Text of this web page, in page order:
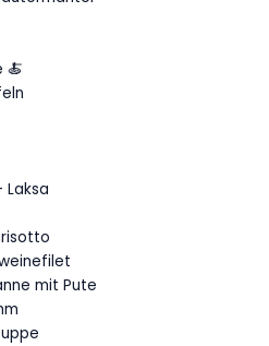
🍝
Laksa
mit Pute